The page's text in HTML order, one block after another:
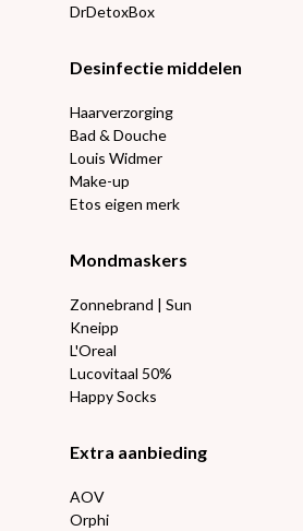
DrDetoxBox
Desinfectie middelen
Haarverzorging
Bad & Douche
Louis Widmer
Make-up
Etos eigen merk
Mondmaskers
Zonnebrand | Sun
Kneipp
L'Oreal
Lucovitaal 50%
Happy Socks
Extra aanbieding
AOV
Orphi